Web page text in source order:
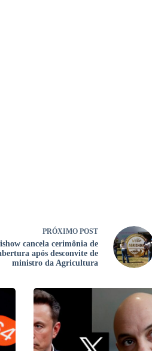
PRÓXIMO POST
cancela cerimônia de
após desconvite de
ministro da Agricultura